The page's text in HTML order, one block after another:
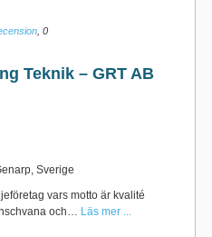
, 0
Teknik – GRT AB
Sverige
vars motto är kvalité
och… Läs mer ...